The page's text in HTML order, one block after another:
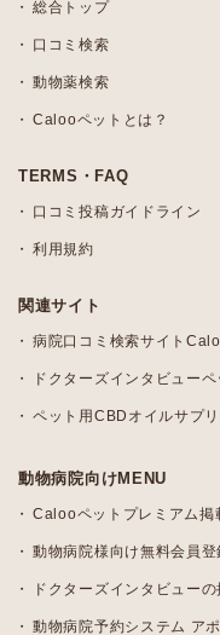
総合トップ
口コミ検索
動物薬検索
Calooペットとは？
TERMS・FAQ
口コミ投稿ガイドライン
利用規約
関連サイト
病院口コミ検索サイト
ドクターズインタビューペ
ペット用CBDオイルサプ
動物病院向けMENU
Calooペットプレミアム掲
動物病院様向け無料会員登
ドクターズインタビュー
動物病院予約システム ア